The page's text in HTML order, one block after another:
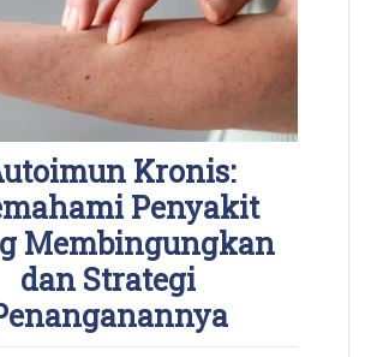
Kronis:
Penyakit
Membingungkan
dan Strategi